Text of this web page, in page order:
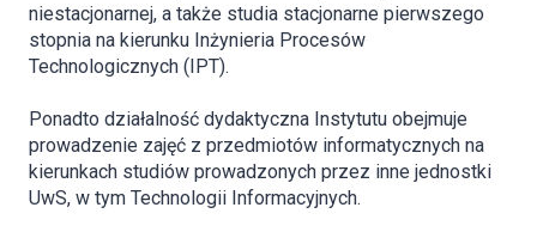
niestacjonarnej, a także studia stacjonarne pierwszego
stopnia na kierunku Inżynieria Procesów
Technologicznych (IPT).
Ponadto działalność dydaktyczna Instytutu obejmuje
prowadzenie zajęć z przedmiotów informatycznych na
kierunkach studiów prowadzonych przez inne jednostki
UwS, w tym Technologii Informacyjnych.